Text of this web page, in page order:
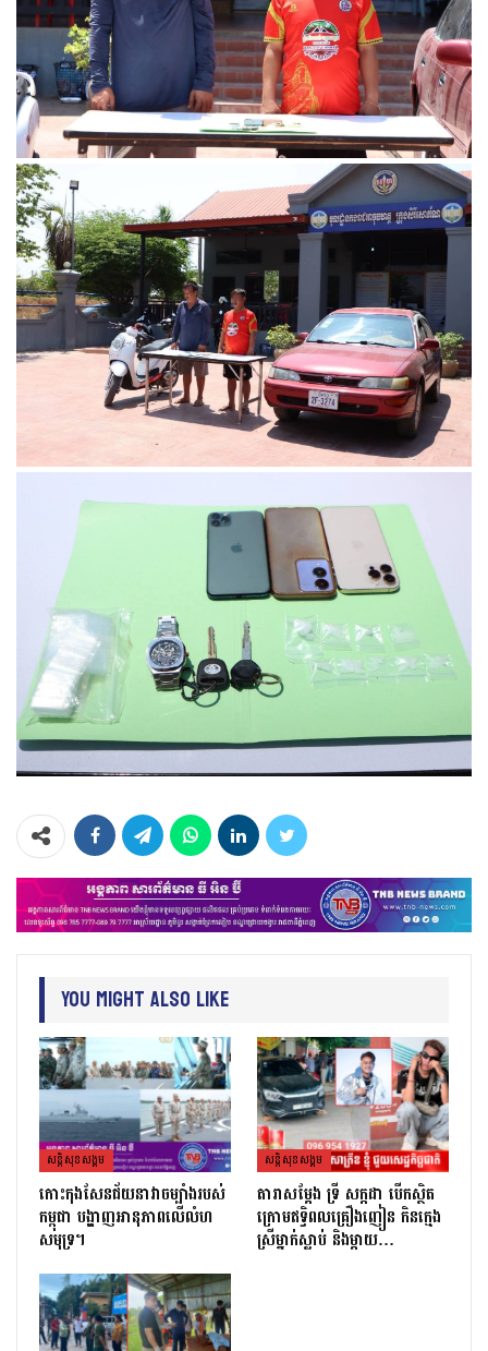
You Might Also Like
សន្តិសុខសង្គម
កោះកុងសែនជ័យនាវាចម្បាំងរបស់
កម្ពុជា បង្ហាញអានុភាពលើលំហ
សមុទ្រ។
សន្តិសុខសង្គម
តារាសម្ដែង ទ្រី សក្កដា បើកស្ថិត
ក្រោមឥទ្ធិពលគ្រឿងញៀន កិនក្មេង
ស្រីម្នាក់ស្លាប់ និងម្ដាយ…